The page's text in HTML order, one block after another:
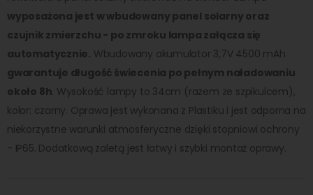
wyposażona jest w wbudowany panel solarny oraz
czujnik zmierzchu - po zmroku lampa załącza się
automatycznie. Wbudowany akumulator 3,7V 4500 mAh
gwarantuje długość świecenia po pełnym naładowaniu
około 8h. Wysokość lampy to 34cm (razem ze szpikulcem),
kolor: czarny. Oprawa jest wykonana z Plastiku i jest odporna na
niekorzystne warunki atmosferyczne dzięki stopniowi ochrony
- IP65. Dodatkową zaletą jest łatwy i szybki montaż oprawy.